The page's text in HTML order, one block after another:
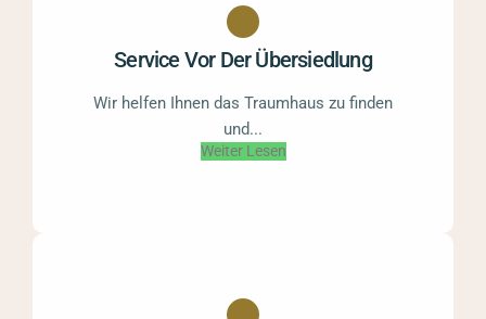
Service Vor Der Übersiedlung
Wir helfen Ihnen das Traumhaus zu finden
und...
Weiter Lesen